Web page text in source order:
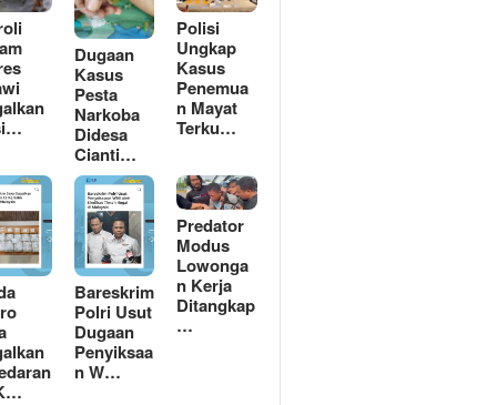
Dugaan
Kasus
Pesta
Narkoba
Didesa
Cianti…
Polisi
Ungkap
Kasus
Penemua
n Mayat
Terku…
Bareskrim
Polri Usut
Dugaan
Penyiksaa
n W…
Predator
Modus
Lowonga
n Kerja
Ditangkap
…